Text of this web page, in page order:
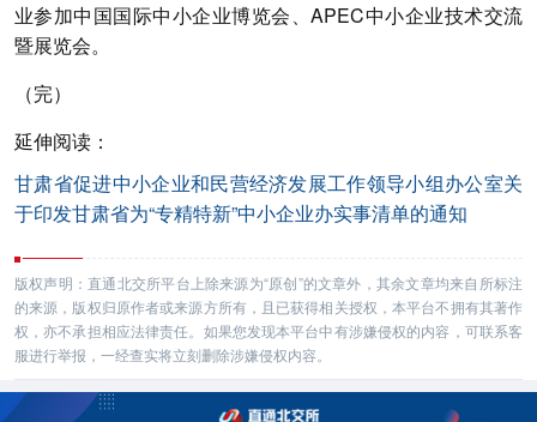
业参加中国国际中小企业博览会、APEC中小企业技术交流
暨展览会。
（完）
延伸阅读：
甘肃省促进中小企业和民营经济发展工作领导小组办公室关
于印发甘肃省为“专精特新”中小企业办实事清单的通知
版权声明：直通北交所平台上除来源为“原创”的文章外，其余文章均来自所标注
的来源，版权归原作者或来源方所有，且已获得相关授权，本平台不拥有其著作
权，亦不承担相应法律责任。如果您发现本平台中有涉嫌侵权的内容，可联系客
服进行举报，一经查实将立刻删除涉嫌侵权内容。